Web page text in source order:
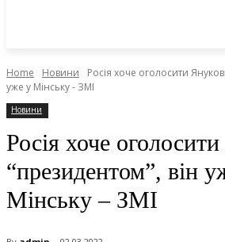
Home Новини
Росія хоче оголосити
уже у Мінську - ЗМІ
Новини
Росія хоче
“президентом”, він
Мінську – ЗМІ